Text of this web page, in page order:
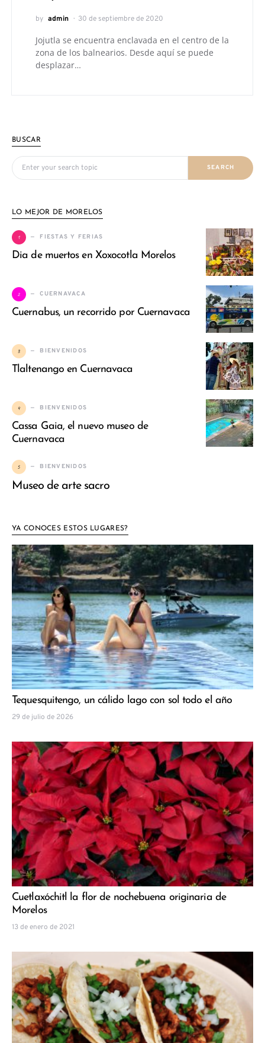
by admin 30 de septiembre de 2020
Jojutla se encuentra enclavada en el centro de la
zona de los balnearios. Desde aquí se puede
desplazar…
BUSCAR
Search for:
SEARCH
LO MEJOR DE MORELOS
1 FIESTAS Y FERIAS
Dia de muertos en Xoxocotla Morelos
2 CUERNAVACA
Cuernabus, un recorrido por Cuernavaca
3 BIENVENIDOS
Tlaltenango en Cuernavaca
4 BIENVENIDOS
Cassa Gaia, el nuevo museo de
Cuernavaca
5 BIENVENIDOS
Museo de arte sacro
YA CONOCES ESTOS LUGARES?
Tequesquitengo, un cálido lago con sol todo el año
29 de julio de 2026
Cuetlaxóchitl la flor de nochebuena originaria de
Morelos
13 de enero de 2021